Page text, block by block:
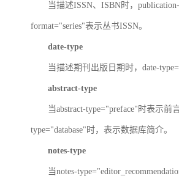
当描述ISSN、ISBN时，
format="series"表示丛书ISSN。
date-type
当描述期刊出版日期时，date-
abstract-type
当abstract-type="preface"时表示前
type="database"时，表示数据库简介。
notes-type
当notes-